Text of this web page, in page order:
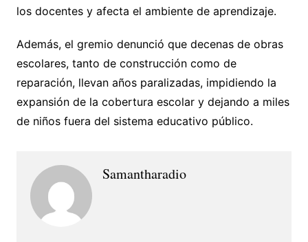
los docentes y afecta el ambiente de aprendizaje.
Además, el gremio denunció que decenas de obras
escolares, tanto de construcción como de
reparación, llevan años paralizadas, impidiendo la
expansión de la cobertura escolar y dejando a miles
de niños fuera del sistema educativo público.
Samantharadio